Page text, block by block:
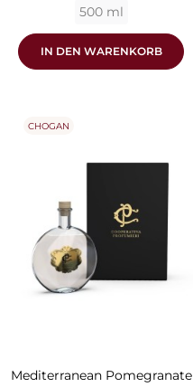
500 ml
IN DEN WARENKORB
Mediterranean Pomegranate
CHOGAN